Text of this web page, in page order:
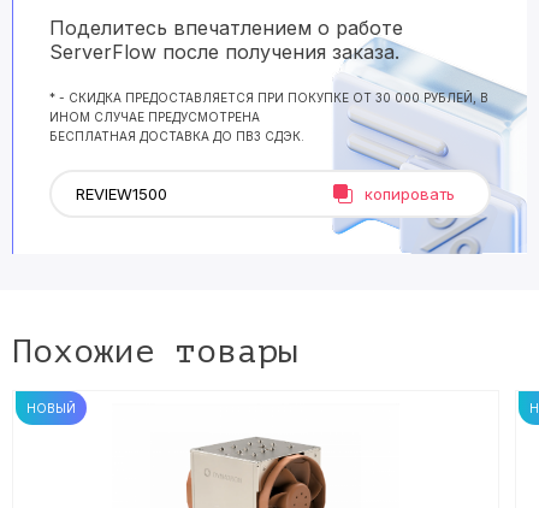
Поделитесь впечатлением о работе
ServerFlow после получения заказа.
* - СКИДКА ПРЕДОСТАВЛЯЕТСЯ ПРИ ПОКУПКЕ ОТ 30 000 РУБЛЕЙ, В
ИНОМ СЛУЧАЕ ПРЕДУСМОТРЕНА
БЕСПЛАТНАЯ ДОСТАВКА ДО ПВЗ СДЭК.
копировать
Похожие товары
НОВЫЙ